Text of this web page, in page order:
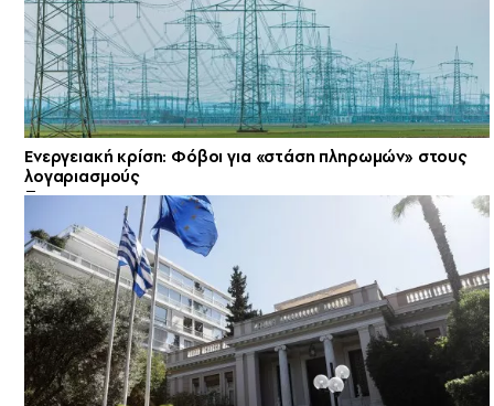
Ενεργειακή κρίση: Φόβοι για «στάση πληρωμών» στους
λογαριασμούς